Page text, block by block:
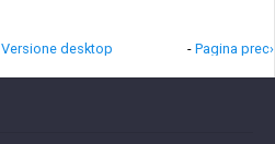
- Pagina prec›
Versione desktop